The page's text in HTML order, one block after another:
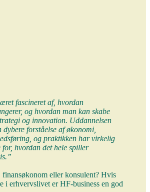
eller konsulent? Hvis
i erhvervslivet er HF-business en god
fascineret af, hvordan
og hvordan man kan skabe
og innovation. Uddannelsen
forståelse af økonomi,
og praktikken har virkelig
for, hvordan det hele spiller